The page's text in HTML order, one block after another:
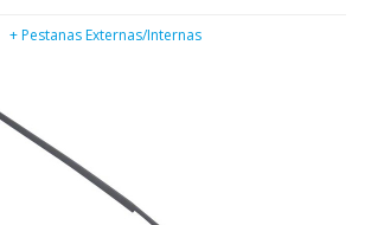
+ Pestanas Externas/Internas